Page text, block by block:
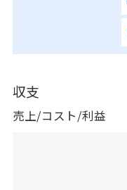
収支
売上/コスト/利益